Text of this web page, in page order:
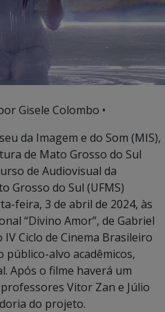
Gisele Colombo •
da Imagem e do Som (MIS),
de Mato Grosso do Sul
de Audiovisual da
Grosso do Sul (UFMS)
feira, 3 de abril de 2024, às
“Divino Amor”, de Gabriel
Ciclo de Cinema Brasileiro
alvo acadêmicos,
Após o filme haverá um
Vitor Zan e Júlio
do projeto.